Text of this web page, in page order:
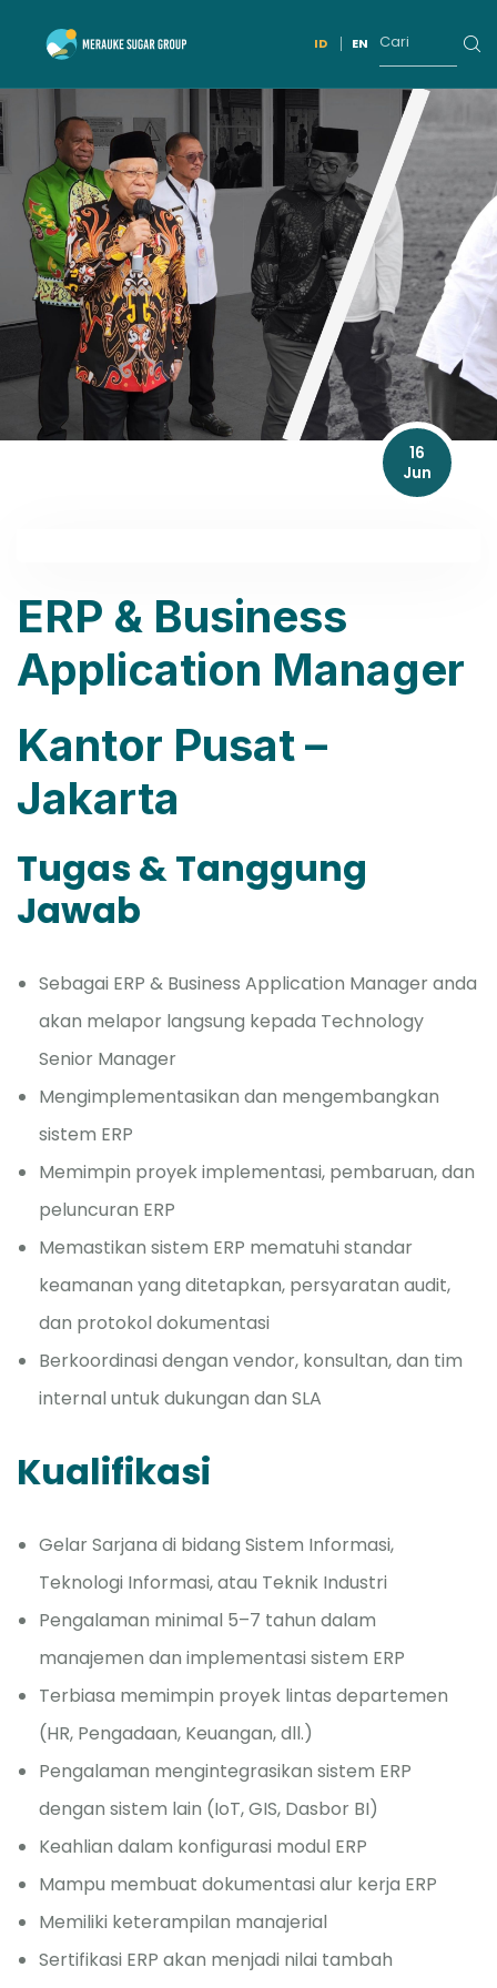
ID EN
16
Jun
ERP & Business
Application Manager
Kantor Pusat –
Jakarta
Tugas & Tanggung
Jawab
Sebagai ERP & Business Application Manager anda
akan melapor langsung kepada Technology
Senior Manager
Mengimplementasikan dan mengembangkan
sistem ERP
Memimpin proyek implementasi, pembaruan, dan
peluncuran ERP
Memastikan sistem ERP mematuhi standar
keamanan yang ditetapkan, persyaratan audit,
dan protokol dokumentasi
Berkoordinasi dengan vendor, konsultan, dan tim
internal untuk dukungan dan SLA
Kualifikasi
Gelar Sarjana di bidang Sistem Informasi,
Teknologi Informasi, atau Teknik Industri
Pengalaman minimal 5–7 tahun dalam
manajemen dan implementasi sistem ERP
Terbiasa memimpin proyek lintas departemen
(HR, Pengadaan, Keuangan, dll.)
Pengalaman mengintegrasikan sistem ERP
dengan sistem lain (IoT, GIS, Dasbor BI)
Keahlian dalam konfigurasi modul ERP
Mampu membuat dokumentasi alur kerja ERP
Memiliki keterampilan manajerial
Sertifikasi ERP akan menjadi nilai tambah